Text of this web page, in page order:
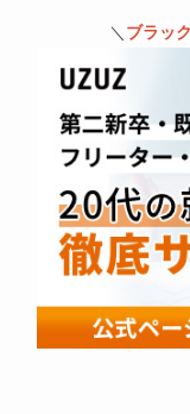
＼ ブラッ